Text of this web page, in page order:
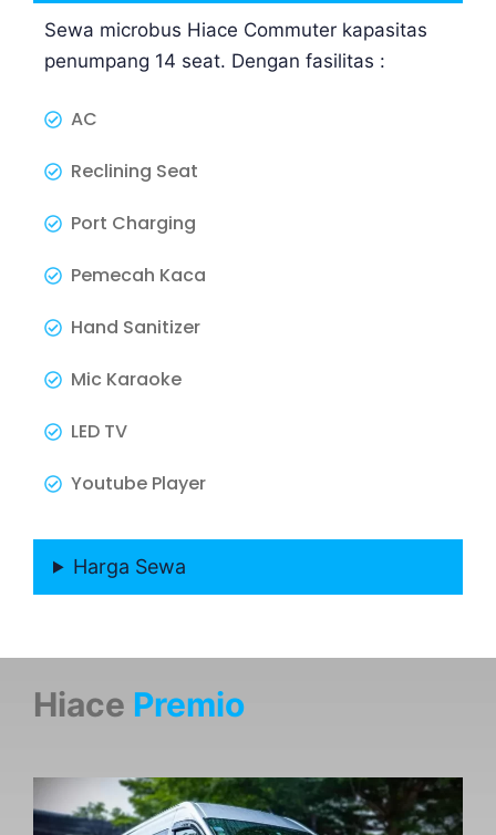
Sewa microbus Hiace Commuter kapasitas
penumpang 14 seat. Dengan fasilitas :
AC
Reclining Seat
Port Charging
Pemecah Kaca
Hand Sanitizer
Mic Karaoke
LED TV
Youtube Player
Harga Sewa
Hiace Premio